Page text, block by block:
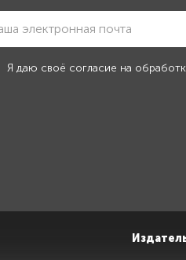
Я даю своё согласие на